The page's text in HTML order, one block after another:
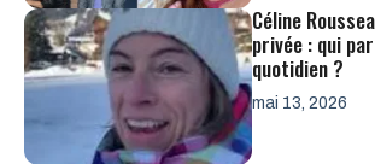
Céline
privée : qui
quotidien ?
mai 13, 2026